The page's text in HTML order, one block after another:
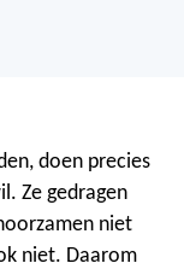
doen precies
Ze gedragen
niet
niet. Daarom